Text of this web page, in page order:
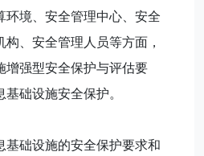
环境、安全管理中心、安全
、安全管理人员等方面，
增强型安全保护与评估要
础设施安全保护。
基础设施的安全保护要求和